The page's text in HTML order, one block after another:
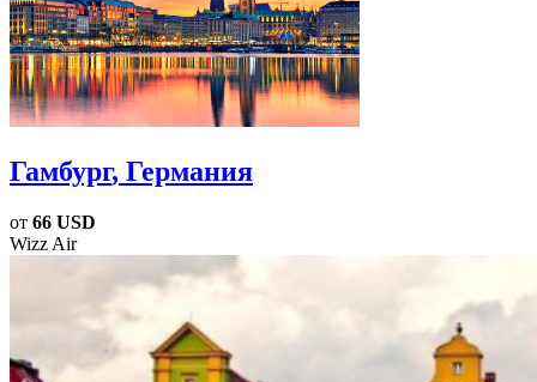
Гамбург, Германия
от 66 USD
Wizz Air